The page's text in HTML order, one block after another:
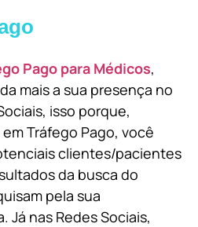
Pago para Médicos,
mais a sua presença no
isso porque,
Tráfego Pago, você
clientes/pacientes
da busca do
pela sua
Já nas Redes Sociais,